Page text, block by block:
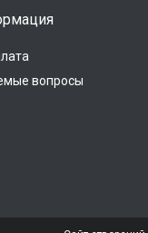
вопросы